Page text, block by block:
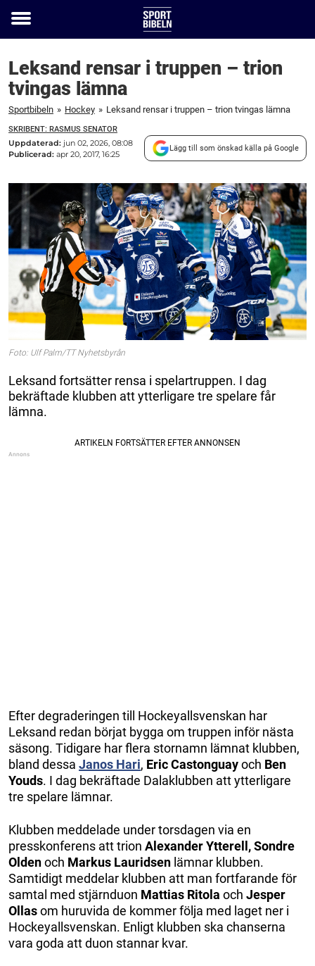
Toggle
Leksand rensar i truppen – trion
tvingas lämna
Sportbibeln » Hockey » Leksand rensar i truppen – trion tvingas lämna
SKRIBENT: RASMUS SENATOR
Uppdaterad: jun 02, 2026, 08:08
Publicerad: apr 20, 2017, 16:25
Lägg till som önskad källa på Google
Foto: Ulf Palm/TT Nyhetsbyrån
Leksand fortsätter rensa i spelartruppen. I dag
bekräftade klubben att ytterligare tre spelare får
lämna.
Efter degraderingen till Hockeyallsvenskan har
Leksand redan börjat bygga om truppen inför nästa
säsong. Tidigare har flera stornamn lämnat klubben,
bland dessa Janos Hari, EricCastonguayoch Ben
Youds. I dag bekräftade Dalaklubben att ytterligare
tre spelare lämnar.
Klubben meddelade under torsdagen via en
presskonferens att trion AlexanderYtterell, Sondre
Oldenoch Markus Lauridsen lämnar klubben.
Samtidigt meddelar klubben att man fortfarande för
samtal med stjärnduon Mattias Ritola och Jesper
Ollasom huruvida de kommer följa med laget ner i
Hockeyallsvenskan. Enligt klubben ska chanserna
vara goda att duon stannar kvar.